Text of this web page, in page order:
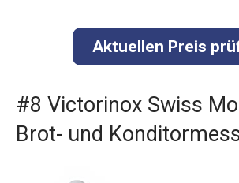
Aktuellen Preis
#8 Victorinox Swiss
Brot- und